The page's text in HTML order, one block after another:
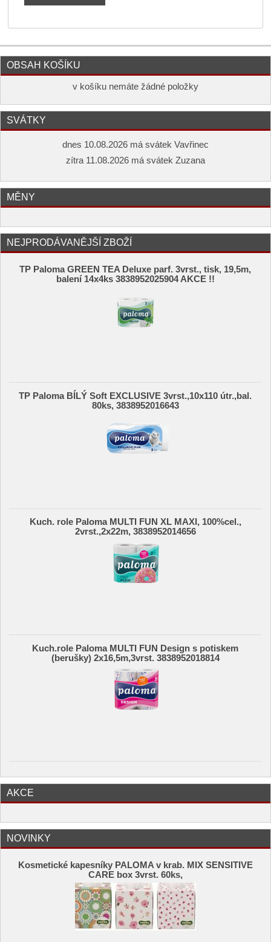
OBSAH KOŠÍKU
v košíku nemáte žádné položky
SVÁTKY
dnes 10.08.2026 má svátek Vavřinec
zítra 11.08.2026 má svátek Zuzana
MĚNY
NEJPRODÁVANĚJŠÍ ZBOŽÍ
TP Paloma GREEN TEA Deluxe parf. 3vrst., tisk, 19,5m,
balení 14x4ks 3838952025904 AKCE !!
TP Paloma BÍLÝ Soft EXCLUSIVE 3vrst.,10x110 útr.,bal.
80ks, 3838952016643
Kuch. role Paloma MULTI FUN XL MAXI, 100%cel.,
2vrst.,2x22m, 3838952014656
Kuch.role Paloma MULTI FUN Design s potiskem
(berušky) 2x16,5m,3vrst. 3838952018814
AKCE
NOVINKY
Kosmetické kapesníky PALOMA v krab. MIX SENSITIVE
CARE box 3vrst. 60ks,